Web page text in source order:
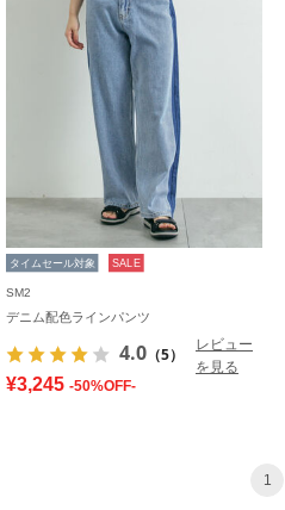
タイムセール対象 SALE
SM2
デニム配色ラインパンツ
4.0 （5）
レビュー
を見る
¥3,245 -50%OFF-
1